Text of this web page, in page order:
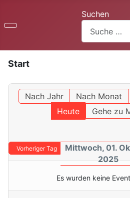
Suchen
Start
Nach Jahr Nach Monat
Heute
Gehe zu
Vorheriger Tag
Mittwoch, 01.
2025
Es wurden keine